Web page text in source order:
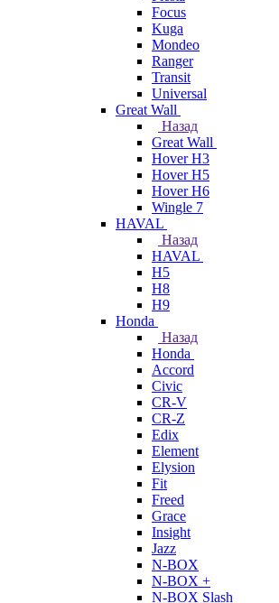
Focus
Kuga
Mondeo
Ranger
Transit
Universal
Great Wall
Назад
Great Wall
Hover H3
Hover H5
Hover H6
Wingle 7
HAVAL
Назад
HAVAL
H5
H8
H9
Honda
Назад
Honda
Accord
Civic
CR-V
CR-Z
Edix
Element
Elysion
Fit
Freed
Grace
Insight
Jazz
N-BOX
N-BOX +
N-BOX Slash